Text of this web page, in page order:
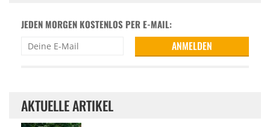
JEDEN MORGEN KOSTENLOS PER E-MAIL:
AKTUELLE ARTIKEL